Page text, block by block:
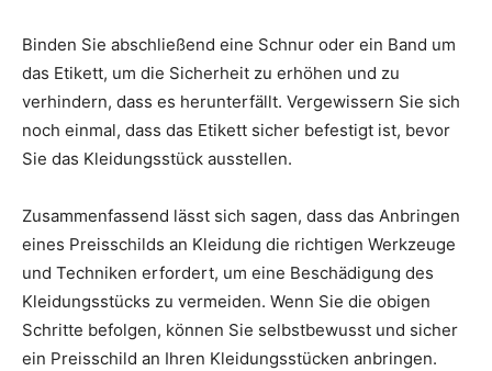
Binden Sie abschließend eine Schnur oder ein Band um
das Etikett, um die Sicherheit zu erhöhen und zu
verhindern, dass es herunterfällt. Vergewissern Sie sich
noch einmal, dass das Etikett sicher befestigt ist, bevor
Sie das Kleidungsstück ausstellen.
Zusammenfassend lässt sich sagen, dass das Anbringen
eines Preisschilds an Kleidung die richtigen Werkzeuge
und Techniken erfordert, um eine Beschädigung des
Kleidungsstücks zu vermeiden. Wenn Sie die obigen
Schritte befolgen, können Sie selbstbewusst und sicher
ein Preisschild an Ihren Kleidungsstücken anbringen.